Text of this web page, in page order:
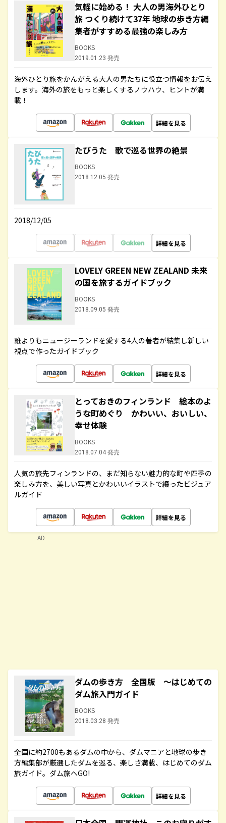
気軽に始める！ 大人の男海外ひとり
旅 つくり続けて37年 地球の歩き方編
集者がすすめる最強の楽しみ方
BOOKS
2019.01.23 発売
海外ひとり旅をかんがえる大人の男たちに役立つ情報をお伝え
します。海外の旅をもっと楽しくするノウハウ、ヒントが満
載！
詳細を見る
たびうた 歌で巡る世界の絶景
BOOKS
2018.12.05 発売
2018/12/05
詳細を見る
LOVELY GREEN NEW ZEALAND 未来
の国を旅するガイドブック
BOOKS
2018.09.05 発売
誰よりもニュージーランドを愛する4人の著者が結集し新しい
視点で作ったガイドブック
詳細を見る
とっておきのフィンランド 絵本のよ
うな町めぐり かわいい、おいしい、
幸せ体験
BOOKS
2018.07.04 発売
人気の旅先フィンランドの、まだ知らない魅力的な町や四季の
楽しみ方を、美しい写真とかわいいイラストで綴ったビジュア
ルガイド
詳細を見る
ダムの歩き方 全国版 ～はじめての
ダム旅入門ガイド
BOOKS
2018.03.28 発売
全国に約2700もあるダムの中から、ダムマニアと地球の歩き
方編集部が厳選したダムを巡る、楽しさ満載、はじめてのダム
旅ガイド。ダム旅へGO!
詳細を見る
AD